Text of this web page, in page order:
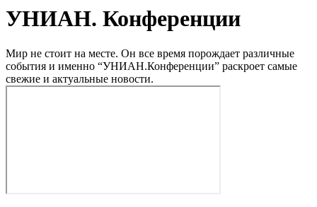
УНИАН. Конференции
Мир не стоит на месте. Он все время порождает различные
события и именно “УНИАН.Конференции” раскроет самые
свежие и актуальные новости.